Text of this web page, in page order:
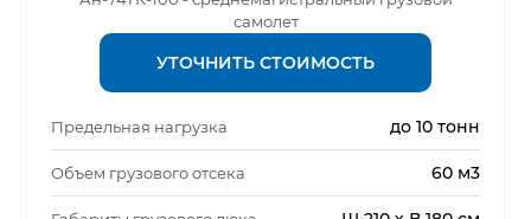
самолет
УТОЧНИТЬ СТОИМОСТЬ
Предельная нагрузка до 10 тонн
Объем грузового отсека 60 м3